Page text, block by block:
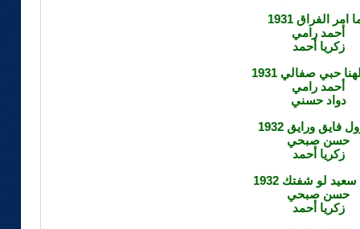
امر الفراق 1931
أحمد رامي
زكريا أحمد
حبي صفالي 1931
أحمد رامي
دواد حسني
فايق ورايق 1932
حسن صبحي
زكريا أحمد
لو شفتك 1932
حسن صبحي
زكريا أحمد